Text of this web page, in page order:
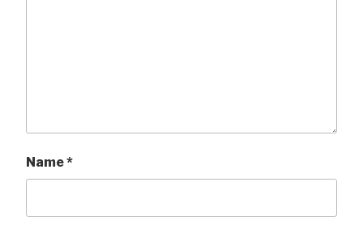
Name*